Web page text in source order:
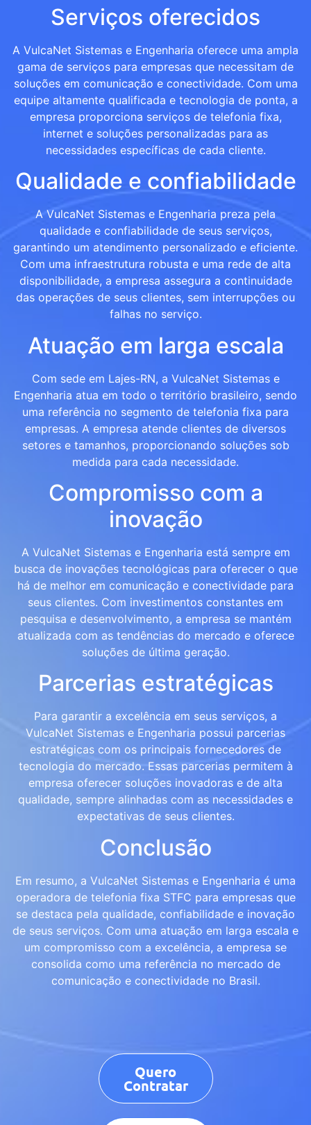
Serviços oferecidos
A VulcaNet Sistemas e Engenharia oferece uma ampla
gama de serviços para empresas que necessitam de
soluções em comunicação e conectividade. Com uma
equipe altamente qualificada e tecnologia de ponta, a
empresa proporciona serviços de telefonia fixa,
internet e soluções personalizadas para as
necessidades específicas de cada cliente.
Qualidade e confiabilidade
A VulcaNet Sistemas e Engenharia preza pela
qualidade e confiabilidade de seus serviços,
garantindo um atendimento personalizado e eficiente.
Com uma infraestrutura robusta e uma rede de alta
disponibilidade, a empresa assegura a continuidade
das operações de seus clientes, sem interrupções ou
falhas no serviço.
Atuação em larga escala
Com sede em Lajes-RN, a VulcaNet Sistemas e
Engenharia atua em todo o território brasileiro, sendo
uma referência no segmento de telefonia fixa para
empresas. A empresa atende clientes de diversos
setores e tamanhos, proporcionando soluções sob
medida para cada necessidade.
Compromisso com a
inovação
A VulcaNet Sistemas e Engenharia está sempre em
busca de inovações tecnológicas para oferecer o que
há de melhor em comunicação e conectividade para
seus clientes. Com investimentos constantes em
pesquisa e desenvolvimento, a empresa se mantém
atualizada com as tendências do mercado e oferece
soluções de última geração.
Parcerias estratégicas
Para garantir a excelência em seus serviços, a
VulcaNet Sistemas e Engenharia possui parcerias
estratégicas com os principais fornecedores de
tecnologia do mercado. Essas parcerias permitem à
empresa oferecer soluções inovadoras e de alta
qualidade, sempre alinhadas com as necessidades e
expectativas de seus clientes.
Conclusão
Em resumo, a VulcaNet Sistemas e Engenharia é uma
operadora de telefonia fixa STFC para empresas que
se destaca pela qualidade, confiabilidade e inovação
de seus serviços. Com uma atuação em larga escala e
um compromisso com a excelência, a empresa se
consolida como uma referência no mercado de
comunicação e conectividade no Brasil.
Quero
Contratar